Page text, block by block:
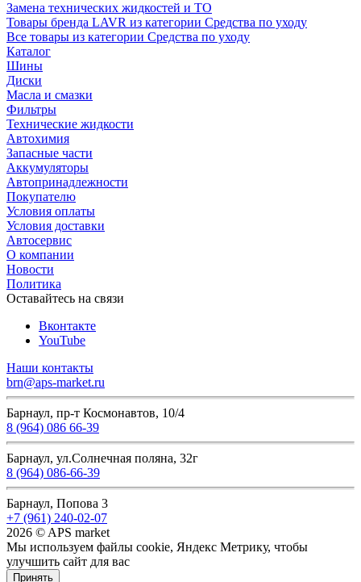
Замена технических жидкостей и ТО
Товары бренда LAVR из категории Средства по уходу
Все товары из категории Средства по уходу
Каталог
Шины
Диски
Масла и смазки
Фильтры
Технические жидкости
Автохимия
Запасные части
Аккумуляторы
Автопринадлежности
Покупателю
Условия оплаты
Условия доставки
Автосервис
О компании
Новости
Политика
Оставайтесь на связи
Вконтакте
YouTube
Наши контакты
brn@aps-market.ru
Барнаул, пр-т Космонавтов, 10/4
8 (964) 086 66-39
Барнаул, ул.Солнечная поляна, 32г
8 (964) 086-66-39
Барнаул, Попова 3
+7 (961) 240-02-07
2026 © APS market
Мы используем файлы cookie, Яндекс Метрику, чтобы
улучшить сайт для вас
Принять